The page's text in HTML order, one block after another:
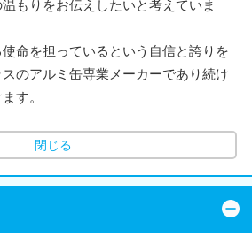
もりをお伝えしたいと考えていま
命を担っているという自信と誇りを
のアルミ缶専業メーカーであり続け
す。
閉じる